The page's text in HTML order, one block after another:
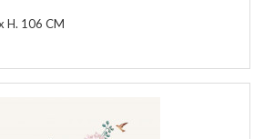
H. 106 CM